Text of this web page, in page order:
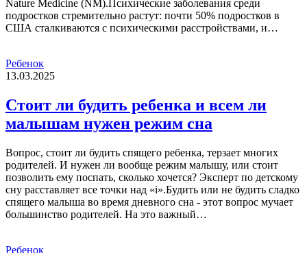
Nature Medicine (NM).Психические заболевания среди
подростков стремительно растут: почти 50% подростков в
США сталкиваются с психическими расстройствами, и…
Ребенок
13.03.2025
Стоит ли будить ребенка и всем ли
малышам нужен режим сна
Вопрос, стоит ли будить спящего ребенка, терзает многих
родителей. И нужен ли вообще режим малышу, или стоит
позволить ему поспать, сколько хочется? Эксперт по детскому
сну расставляет все точки над «i».Будить или не будить сладко
спящего малыша во время дневного сна - этот вопрос мучает
большинство родителей. На это важный…
Ребенок